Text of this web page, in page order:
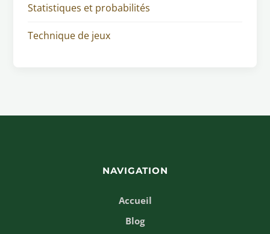
Statistiques et probabilités
Technique de jeux
NAVIGATION
Accueil
Blog